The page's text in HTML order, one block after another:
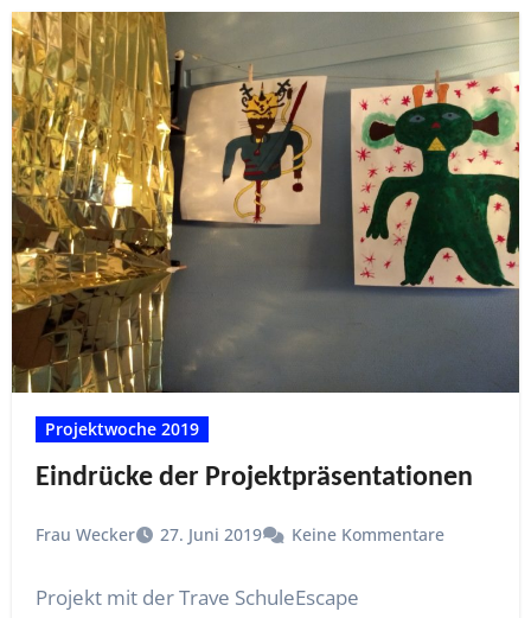
Projektwoche 2019
Eindrücke der Projektpräsentationen
Frau Wecker 27. Juni 2019 Keine Kommentare
Projekt mit der Trave SchuleEscape